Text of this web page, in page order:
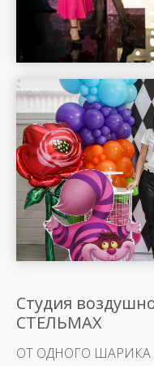
Шар Удачи на
Студия
СТЕЛЬМАХ
ОТ ОДНОГО